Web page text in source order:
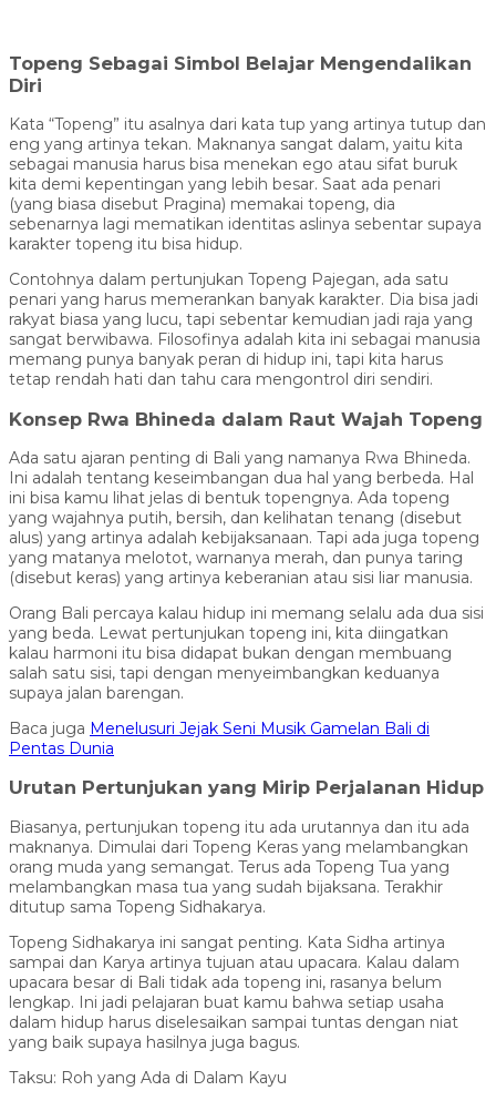
Topeng Sebagai Simbol Belajar Mengendalikan
Diri
Kata “Topeng” itu asalnya dari kata tup yang artinya tutup dan
eng yang artinya tekan. Maknanya sangat dalam, yaitu kita
sebagai manusia harus bisa menekan ego atau sifat buruk
kita demi kepentingan yang lebih besar. Saat ada penari
(yang biasa disebut Pragina) memakai topeng, dia
sebenarnya lagi mematikan identitas aslinya sebentar supaya
karakter topeng itu bisa hidup.
Contohnya dalam pertunjukan Topeng Pajegan, ada satu
penari yang harus memerankan banyak karakter. Dia bisa jadi
rakyat biasa yang lucu, tapi sebentar kemudian jadi raja yang
sangat berwibawa. Filosofinya adalah kita ini sebagai manusia
memang punya banyak peran di hidup ini, tapi kita harus
tetap rendah hati dan tahu cara mengontrol diri sendiri.
Konsep Rwa Bhineda dalam Raut Wajah Topeng
Ada satu ajaran penting di Bali yang namanya Rwa Bhineda.
Ini adalah tentang keseimbangan dua hal yang berbeda. Hal
ini bisa kamu lihat jelas di bentuk topengnya. Ada topeng
yang wajahnya putih, bersih, dan kelihatan tenang (disebut
alus) yang artinya adalah kebijaksanaan. Tapi ada juga topeng
yang matanya melotot, warnanya merah, dan punya taring
(disebut keras) yang artinya keberanian atau sisi liar manusia.
Orang Bali percaya kalau hidup ini memang selalu ada dua sisi
yang beda. Lewat pertunjukan topeng ini, kita diingatkan
kalau harmoni itu bisa didapat bukan dengan membuang
salah satu sisi, tapi dengan menyeimbangkan keduanya
supaya jalan barengan.
Baca juga Menelusuri Jejak Seni Musik Gamelan Bali di
Pentas Dunia
Urutan Pertunjukan yang Mirip Perjalanan Hidup
Biasanya, pertunjukan topeng itu ada urutannya dan itu ada
maknanya. Dimulai dari Topeng Keras yang melambangkan
orang muda yang semangat. Terus ada Topeng Tua yang
melambangkan masa tua yang sudah bijaksana. Terakhir
ditutup sama Topeng Sidhakarya.
Topeng Sidhakarya ini sangat penting. Kata Sidha artinya
sampai dan Karya artinya tujuan atau upacara. Kalau dalam
upacara besar di Bali tidak ada topeng ini, rasanya belum
lengkap. Ini jadi pelajaran buat kamu bahwa setiap usaha
dalam hidup harus diselesaikan sampai tuntas dengan niat
yang baik supaya hasilnya juga bagus.
Taksu: Roh yang Ada di Dalam Kayu